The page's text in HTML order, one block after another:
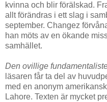
kvinna och blir förälskad.
allt förändras i ett slag i
september. Changez
han möts av en ökande
samhället.
Den ovillige
läsaren får ta del av
med en anonym
Lahore. Texten är mycket